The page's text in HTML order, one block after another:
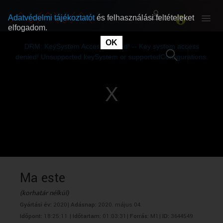
RÓLUNK
RÓLUNK
DRM: KeySystem Access Denied! -- Key system access
denied! Unsupported keySystem or supportedConfigurations.
Ma este
(korhatár nélkül)
Gyártási év: 2020| Adásnap: 2020. május 04.
Időpont: 18:25:11 | Időtartam: 01:03:31| Forrás: M1| ID: 3644549
Adatvédelmi tájékoztatótés felhasználási feltételeket
elfogadom.
OK